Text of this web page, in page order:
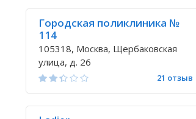
Городская поликлиника №
114
105318, Москва, Щербаковская
улица, д. 26
21 отзыв